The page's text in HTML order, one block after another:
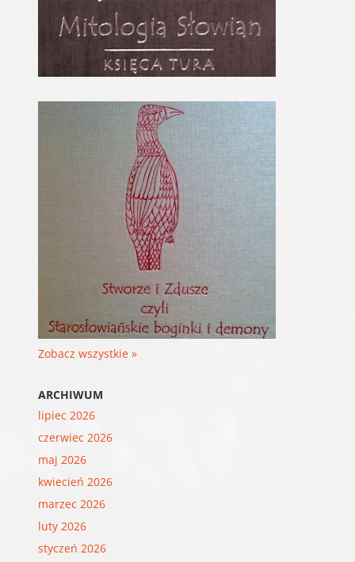
Zobacz wszystkie »
ARCHIWUM
lipiec 2026
czerwiec 2026
maj 2026
kwiecień 2026
marzec 2026
luty 2026
styczeń 2026